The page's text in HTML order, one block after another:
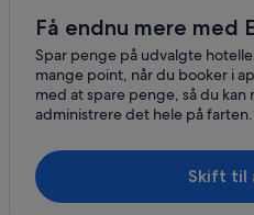
Få endnu mere med
Spar penge på udvalgte
mange point, når du booker i
med at spare penge, så du kan
administrere det hele på farten.
Skift til